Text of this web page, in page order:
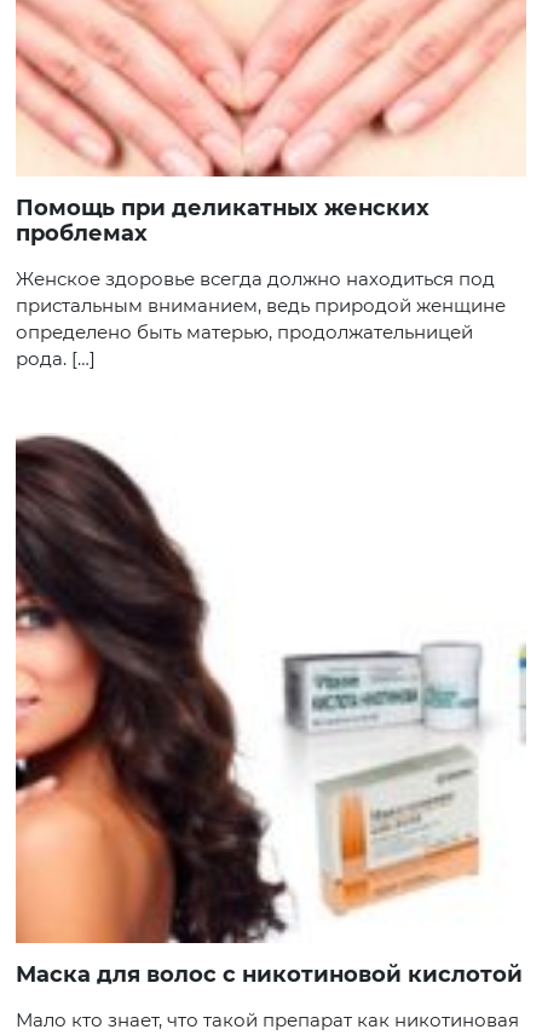
Помощь при деликатных женских
проблемах
Женское здоровье всегда должно находиться под
пристальным вниманием, ведь природой женщине
определено быть матерью, продолжательницей
рода. […]
Маска для волос с никотиновой кислотой
Мало кто знает, что такой препарат как никотиновая